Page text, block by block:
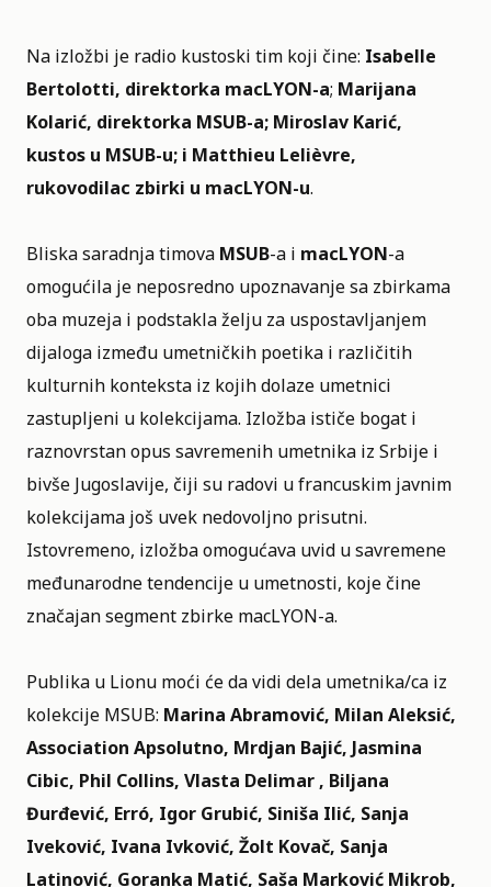
Na izložbi je radio kustoski tim koji čine: Isabelle
Bertolotti, direktorka macLYON-a; Marijana
Kolarić, direktorka MSUB-a; Miroslav Karić,
kustos u MSUB-u; i Matthieu Lelièvre,
rukovodilac zbirki u macLYON-u.
Bliska saradnja timova MSUB-a i macLYON-a
omogućila je neposredno upoznavanje sa zbirkama
oba muzeja i podstakla želju za uspostavljanjem
dijaloga između umetničkih poetika i različitih
kulturnih konteksta iz kojih dolaze umetnici
zastupljeni u kolekcijama. Izložba ističe bogat i
raznovrstan opus savremenih umetnika iz Srbije i
bivše Jugoslavije, čiji su radovi u francuskim javnim
kolekcijama još uvek nedovoljno prisutni.
Istovremeno, izložba omogućava uvid u savremene
međunarodne tendencije u umetnosti, koje čine
značajan segment zbirke macLYON-a.
Publika u Lionu moći će da vidi dela umetnika/ca iz
kolekcije MSUB: Marina Abramović, Milan Aleksić,
Association Apsolutno, Mrdjan Bajić, Jasmina
Cibic, Phil Collins, Vlasta Delimar , Biljana
Đurđević, Erró, Igor Grubić, Siniša Ilić, Sanja
Iveković, Ivana Ivković, Žolt Kovač, Sanja
Latinović, Goranka Matić, Saša Marković Mikrob,